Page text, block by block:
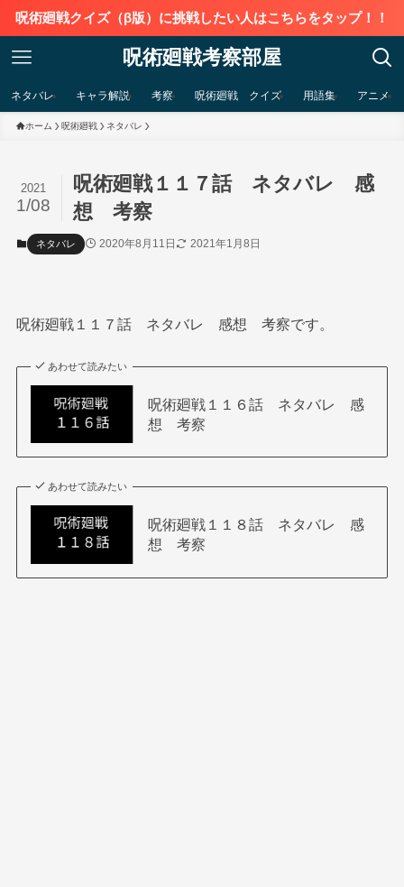
呪術廻戦クイズ（β版）に挑戦したい人はこちらをタップ！！
呪術廻戦考察部屋
ネタバレ キャラ解説 考察 呪術廻戦 クイズ 用語集 アニメ
ホーム 呪術廻戦 ネタバレ
呪術廻戦１１７話 ネタバレ 感
想 考察
2021
1/08
ネタバレ 2020年8月11日 2021年1月8日
呪術廻戦１１７話 ネタバレ 感想 考察です。
あわせて読みたい
呪術廻戦１１６話 ネタバレ 感
想 考察
あわせて読みたい
呪術廻戦１１８話 ネタバレ 感
想 考察